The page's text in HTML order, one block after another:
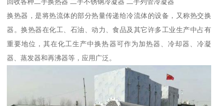
换热器，是将热流体的部分热量传递给冷流体的设备，又称热交换
器。换热器在化工、石油、动力、食品及其它许多工业生产中占有
重要地位，其在化工生产中换热器可作为加热器、冷却器、冷凝
器、蒸发器和再沸器等，应用广泛。